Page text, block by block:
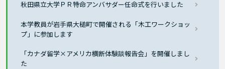
秋田県立大学ＰＲ特命アンバサダー任命式を行いました
本学教員が岩手県大槌町で開催される「木工ワークショッ
プ」に参加します
「カナダ留学×アメリカ横断体験談報告会」を開催しまし
た